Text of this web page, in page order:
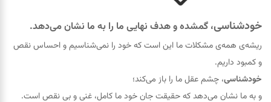
خودشناسی، گمشده و هدف نهایی ما را به ما نشان می‌دهد.
ریشه‌ی همه‌ی مشکلات ما این است که خود را نمی‌شناسیم و احساس نقص
و کمبود داریم.
خودشناسی، چشم عقل ما را باز می‌کند؛
و به ما نشان می‌دهد که حقيقت جان خود ما کامل، غنی و بی نقص است.